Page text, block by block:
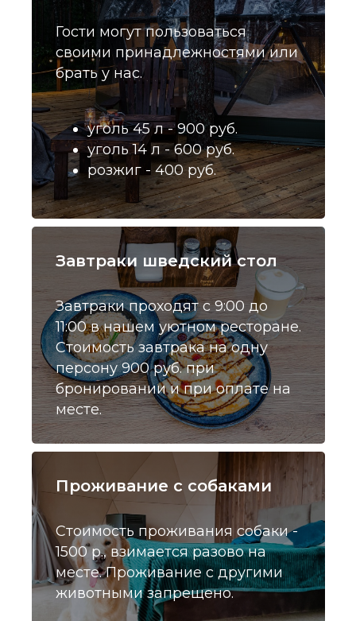
Гости могут пользоваться
своими принадлежностями или
брать у нас.
уголь 45 л - 900 руб.
уголь 14 л - 600 руб.
розжиг - 400 руб.
Завтраки шведский стол
Завтраки проходят с 9:00 до
11:00 в нашем уютном ресторане.
Стоимость завтрака на одну
персону 900 руб. при
бронировании и при оплате на
месте.
Проживание с собаками
Стоимость проживания собаки -
1500 р., взимается разово на
месте. Проживание с другими
животными запрещено.